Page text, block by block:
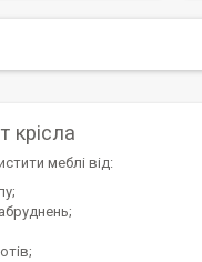
крісла
меблі від: